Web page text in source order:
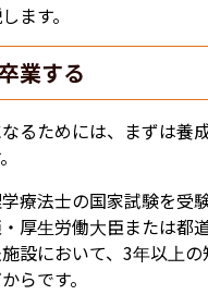
ます。
業する
るためには、まずは養
療法士の国家試験を受
厚生労働大臣または都
設において、3年以上
らです。